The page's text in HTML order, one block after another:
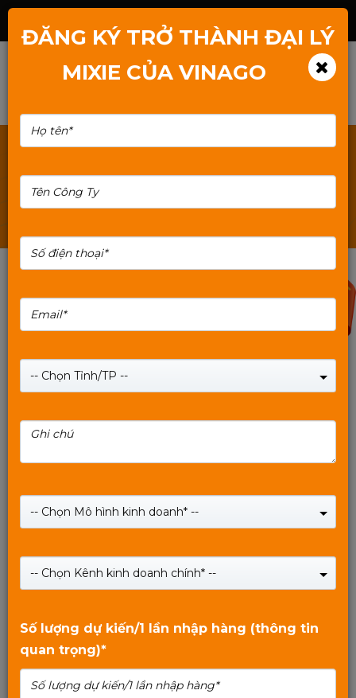
40%
Không tản, Bảo hành 36 tháng - 8GD31600-U
Giá:610,000₫
SHOP NOW
0
5
ĐĂNG KÝ TRỞ THÀNH ĐẠI LÝ
MIXIE CỦA VINAGO
-- Chọn Tỉnh/TP --
-- Chọn Mô hình kinh doanh* --
-- Chọn Kênh kinh doanh chính* --
Số lượng dự kiến/1 lần nhập hàng (thông tin
quan trọng)*